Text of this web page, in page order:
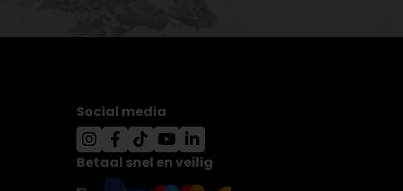
Social media
Betaal snel en veilig